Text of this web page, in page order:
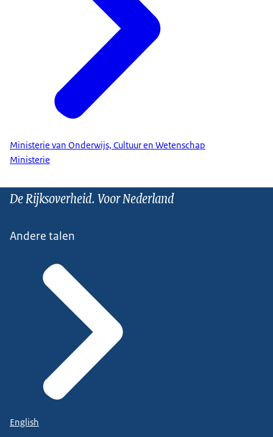
Ministerie van Onderwijs, Cultuur en Wetenschap
Ministerie
De Rijksoverheid. Voor Nederland
Andere talen
English